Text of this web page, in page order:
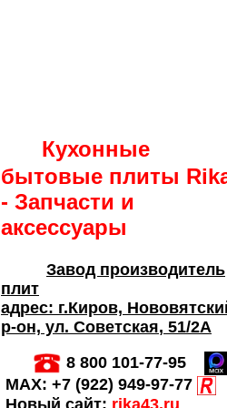
Кухонные
бытовые плиты
- Запчасти и
аксессуары
Завод производитель
плит
адрес: г.Киров,
р-он, ул. Советская, 51/2А
8 800 101-77-95
MAX: +7 (922) 949-97-77
Новый сайт: rika43.ru